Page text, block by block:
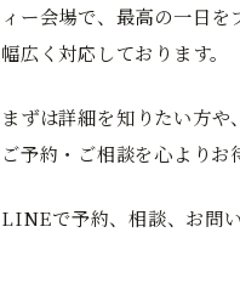
ィー会場で、最高の一日
幅広く対応しております。
まずは詳細を知りたい方
ご予約・ご相談を心よりお
LINEで予約、相談、お問